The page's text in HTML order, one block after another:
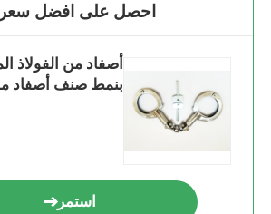
احصل على افضل
أصفاد من الفولاذ
بنمط صنف أصفاد
استمر